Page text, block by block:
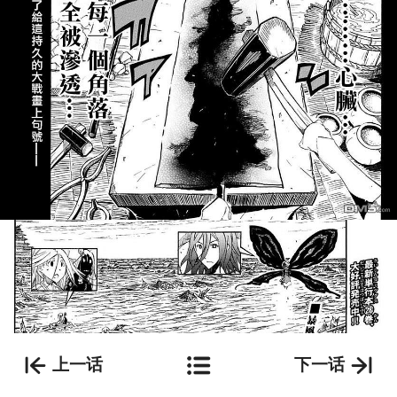
上一话 下一话